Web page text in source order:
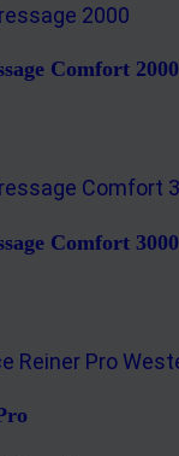
Comfort 2000
Comfort 3000